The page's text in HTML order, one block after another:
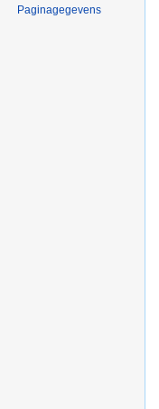
Paginagegevens